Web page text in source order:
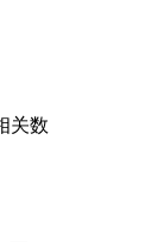
关数